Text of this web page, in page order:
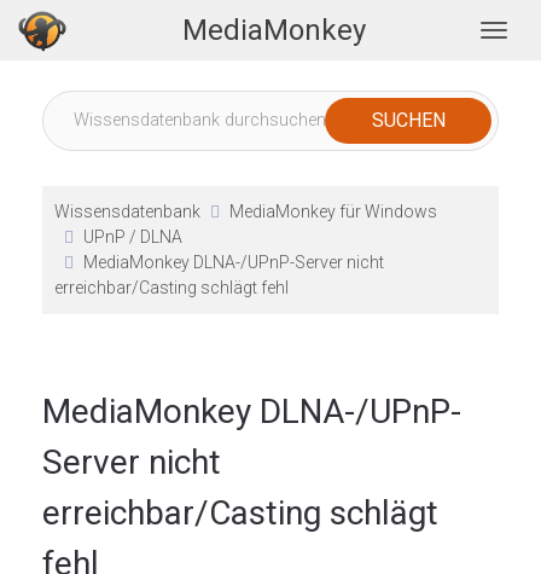
MediaMonkey
Wissensdatenbank
MediaMonkey für Windows
UPnP / DLNA
MediaMonkey DLNA-/UPnP-Server nicht
erreichbar/Casting schlägt fehl
MediaMonkey DLNA-/UPnP-
Server nicht
erreichbar/Casting schlägt
fehl